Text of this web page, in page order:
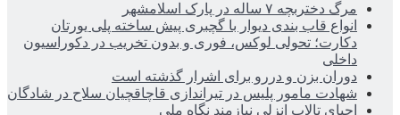
مرگ دختربچه ۷ ساله در پارک اسلامشهر
انواع قاب بندی دیوار با گچبری پیش ساخته پلی یورتان
دکارت؛ تحولی لوکس، فوری و بدون تخریب در دکوراسیون
داخلی
دوران بزن و دررو برای اشرار گذشته است
شهادت مامور پلیس در تیراندازی قاچاقچیان سلاح در شادگان
احیای تالاب انزلی نیازمند نگاه ملی